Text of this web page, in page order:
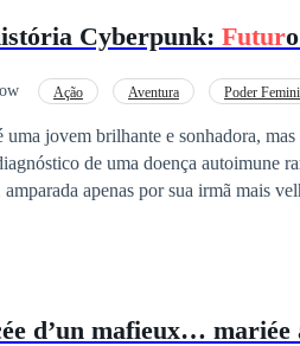
Cyberpunk: Futur
Ação Aventura Poder
uma jovem brilhante e sonhadora, mas
de uma doença autoimune
apenas por sua irmã mais
se apaixona perdidamente por
controlam a sociedade, a
d’un mafieux… mariée